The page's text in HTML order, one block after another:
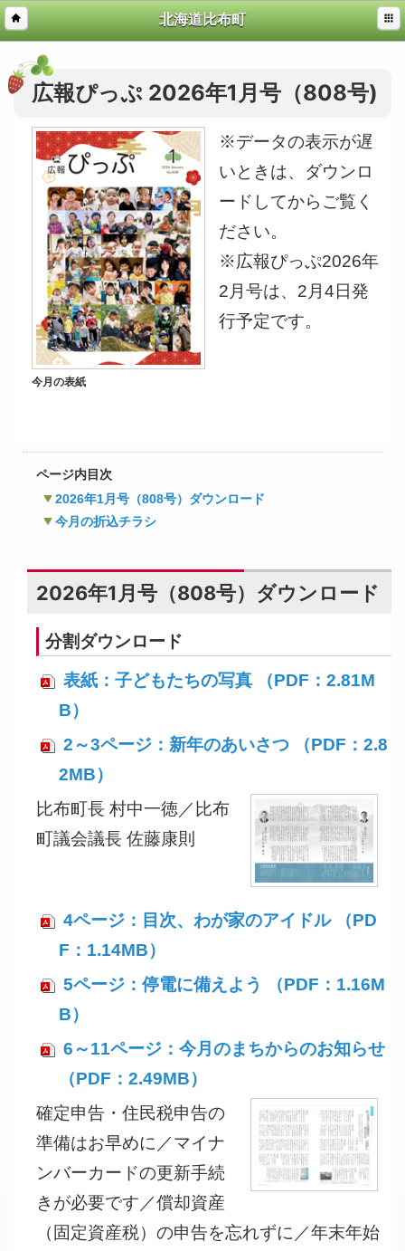
北海道比布町
広報ぴっぷ 2026年1月号（808号)
今月の表紙
※データの表示が遅
いときは、ダウンロ
ードしてからご覧く
ださい。
※広報ぴっぷ2026年
2月号は、2月4日発
行予定です。
ページ内目次
2026年1月号（808号）ダウンロード
今月の折込チラシ
2026年1月号（808号）ダウンロード
分割ダウンロード
表紙：子どもたちの写真 （PDF：2.81M
B）
2～3ページ：新年のあいさつ （PDF：2.8
2MB）
比布町長 村中一徳／比布
町議会議長 佐藤康則
4ページ：目次、わが家のアイドル （PD
F：1.14MB）
5ページ：停電に備えよう （PDF：1.16M
B）
6～11ページ：今月のまちからのお知らせ
（PDF：2.49MB）
確定申告・住民税申告の
準備はお早めに／マイナ
ンバーカードの更新手続
きが必要です／償却資産
（固定資産税）の申告を忘れずに／年末年始